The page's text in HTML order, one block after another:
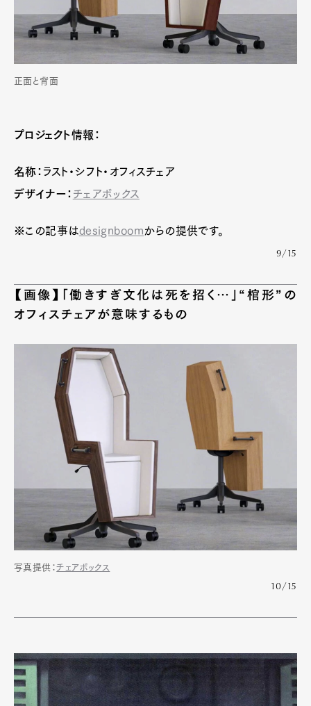
正面と背面
プロジェクト情報：
名称： ラスト・シフト・オフィスチェア
デザイナー： チェアボックス
※この記事はdesignboomからの提供です。
9/15
【画像】「働きすぎ文化は死を招く…」“棺形”の
オフィスチェアが意味するもの
写真提供：チェアボックス
10/15